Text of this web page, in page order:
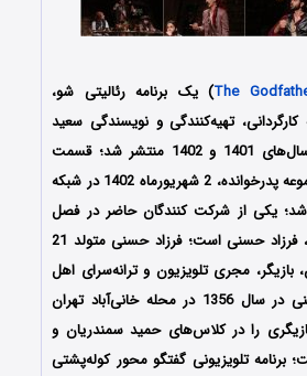
The) یک برنامه رئالیتی شو،
تهیه‌کنندگی و نویسندگی سعید
ابوطالب است که در سال‌های 1401 و 1402 منتشر شد؛ قسمت
چهارم از فصل دوم مجموعه پدرخوانده، 2 شهریورماه 1402 در شبکه
یکی از شرکت کنندگان حاضر در فصل
دوم مسابقه پدرخوانده، فرزاد حسنی است؛ فرزاد حسنی متولد 21
در تهران، بازیگر، مجری تلویزیون و ترانه‌سرای اهل
ایران است؛ فرزاد حسنی در سال 1356 در محله خانی‌آباد تهران
را در کلاس‌های حمید سمندریان و
برنامه تلویزیونی گفتگو محور کوله‌پشتی